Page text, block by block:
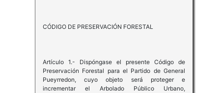
CÓDIGO DE PRESERVACIÓN FORESTAL
Artículo 1.- Dispóngase el presente Código de
Preservación Forestal para el Partido de General
Pueyrredon, cuyo objeto será proteger e
incrementar el Arbolado Público Urbano,